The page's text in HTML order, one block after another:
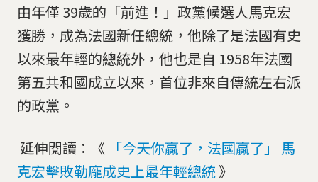
由年僅 39歲的「前進！」政黨候選人馬克宏
獲勝，成為法國新任總統，他除了是法國有史
以來最年輕的總統外，他也是自 1958年法國
第五共和國成立以來，首位非來自傳統左右派
的政黨。
延伸閱讀：《
「今天你贏了，法國贏了」 馬
克宏擊敗勒龐成史上最年輕總統》